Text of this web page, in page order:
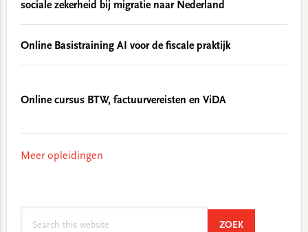
sociale zekerheid bij migratie naar Nederland
Online Basistraining AI voor de fiscale praktijk
Online cursus BTW, factuurvereisten en ViDA
Meer opleidingen
ZOEKSEARCH